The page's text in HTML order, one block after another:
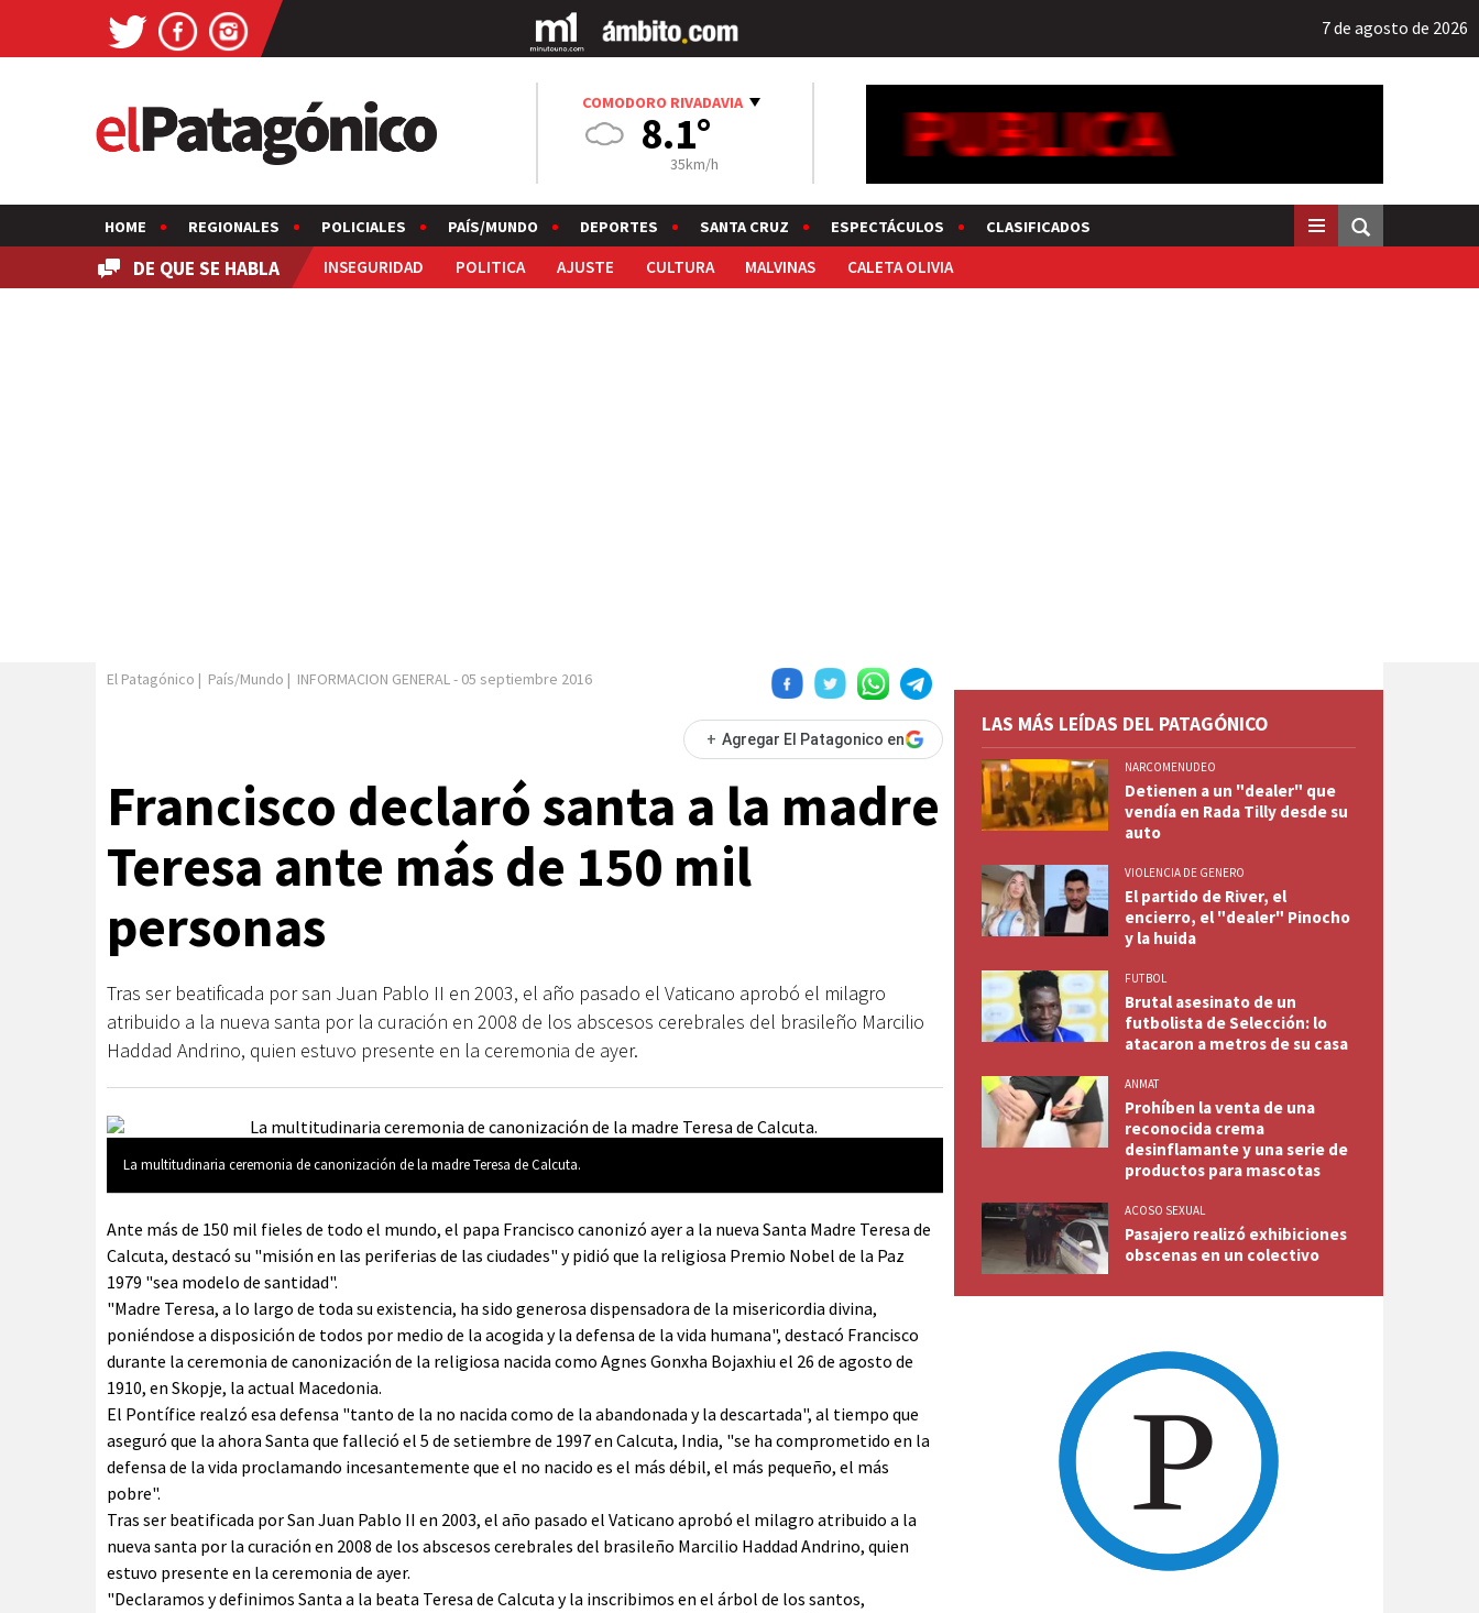
7 de agosto de 2026
COMODORO RIVADAVIA
8.1°
35km/h
HOME REGIONALES POLICIALES PAÍS/MUNDO DEPORTES SANTA CRUZ ESPECTÁCULOS CLASIFICADOS
DE QUE SE HABLA INSEGURIDAD POLITICA AJUSTE CULTURA MALVINAS CALETA OLIVIA
El Patagónico | País/Mundo | INFORMACION GENERAL- 05 septiembre 2016
+ Agregar El Patagonico en
Francisco declaró santa a la madre
Teresa ante más de 150 mil
personas
Tras ser beatificada por san Juan Pablo II en 2003, el año pasado el Vaticano aprobó el milagro
atribuido a la nueva santa por la curación en 2008 de los abscesos cerebrales del brasileño Marcilio
Haddad Andrino, quien estuvo presente en la ceremonia de ayer.
La multitudinaria ceremonia de canonización de la madre Teresa de Calcuta.
Ante más de 150 mil fieles de todo el mundo, el papa Francisco canonizó ayer a la nueva Santa Madre Teresa de
Calcuta, destacó su "misión en las periferias de las ciudades" y pidió que la religiosa Premio Nobel de la Paz
1979 "sea modelo de santidad".
"Madre Teresa, a lo largo de toda su existencia, ha sido generosa dispensadora de la misericordia divina,
poniéndose a disposición de todos por medio de la acogida y la defensa de la vida humana", destacó Francisco
durante la ceremonia de canonización de la religiosa nacida como Agnes Gonxha Bojaxhiu el 26 de agosto de
1910, en Skopje, la actual Macedonia.
El Pontífice realzó esa defensa "tanto de la no nacida como de la abandonada y la descartada", al tiempo que
aseguró que la ahora Santa que falleció el 5 de setiembre de 1997 en Calcuta, India, "se ha comprometido en la
defensa de la vida proclamando incesantemente que el no nacido es el más débil, el más pequeño, el más
pobre".
Tras ser beatificada por San Juan Pablo II en 2003, el año pasado el Vaticano aprobó el milagro atribuido a la
nueva santa por la curación en 2008 de los abscesos cerebrales del brasileño Marcilio Haddad Andrino, quien
estuvo presente en la ceremonia de ayer.
"Declaramos y definimos Santa a la beata Teresa de Calcuta y la inscribimos en el árbol de los santos,
LAS MÁS LEÍDAS DEL PATAGÓNICO
NARCOMENUDEO
Detienen a un "dealer" que
vendía en Rada Tilly desde su
auto
VIOLENCIA DE GENERO
El partido de River, el
encierro, el "dealer" Pinocho
y la huida
FUTBOL
Brutal asesinato de un
futbolista de Selección: lo
atacaron a metros de su casa
ANMAT
Prohíben la venta de una
reconocida crema
desinflamante y una serie de
productos para mascotas
ACOSO SEXUAL
Pasajero realizó exhibiciones
obscenas en un colectivo